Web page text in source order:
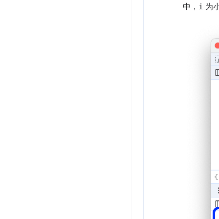
中， i 为